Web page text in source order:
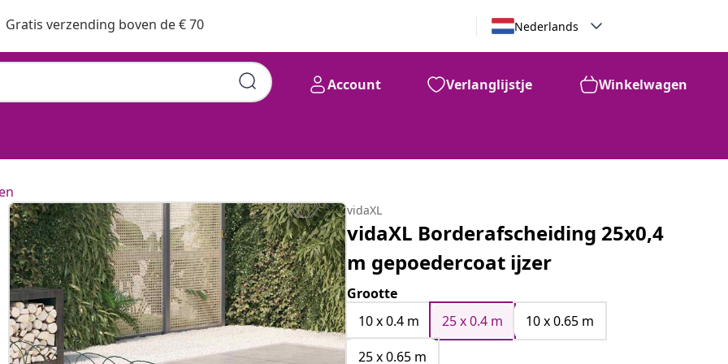
Gratis verzending boven de € 70 Nederlands
Account Verlanglijstje Winkelwagen
vidaXL
vidaXL Borderafscheiding 25x0,4
m gepoedercoat ijzer
Grootte
10 x 0.4 m
25 x 0.4 m
10 x 0.65 m
25 x 0.65 m